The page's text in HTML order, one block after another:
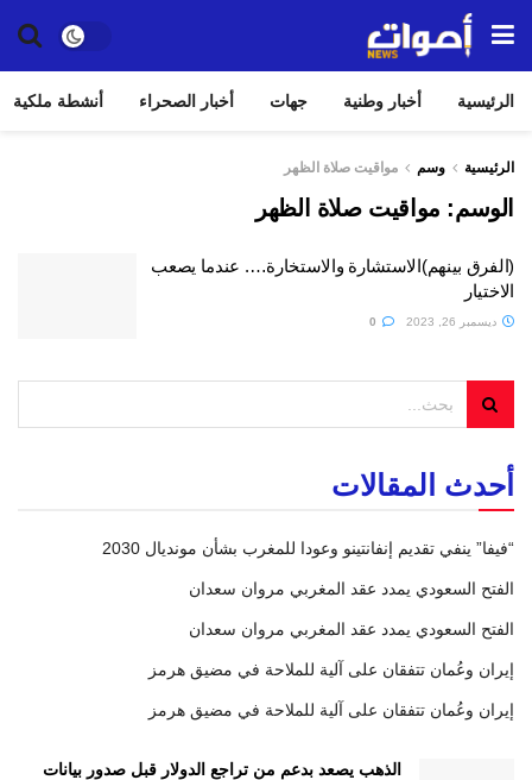
الرئيسية أخبار وطنية جهات أخبار الصحراء أنشطة ملكية
الرئيسية وسم مواقيت صلاة الظهر
الوسم: مواقيت صلاة الظهر
(الفرق بينهم)الاستشارة والاستخارة…. عندما يصعب
الاختيار
ديسمبر 26, 2023
أحدث المقالات
“فيفا” ينفي تقديم إنفانتينو وعودا للمغرب بشأن مونديال 2030
الفتح السعودي يمدد عقد المغربي مروان سعدان
الفتح السعودي يمدد عقد المغربي مروان سعدان
إيران وعُمان تتفقان على آلية للملاحة في مضيق هرمز
إيران وعُمان تتفقان على آلية للملاحة في مضيق هرمز
الذهب يصعد بدعم من تراجع الدولار قبل صدور بيانات